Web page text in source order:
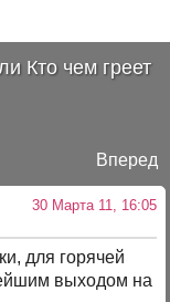
Кто чем греет
Вперед
30 Марта 11, 16:05
для горячей
выходом на